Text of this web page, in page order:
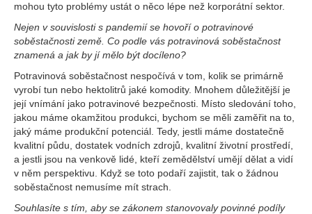
mohou tyto problémy ustát o něco lépe než korporátní sektor.
Nejen v souvislosti s pandemií se hovoří o potravinové
soběstačnosti země. Co podle vás potravinová soběstačnost
znamená a jak by jí mělo být docíleno?
Potravinová soběstačnost nespočívá v tom, kolik se primárně
vyrobí tun nebo hektolitrů jaké komodity. Mnohem důležitější je
její vnímání jako potravinové bezpečnosti. Místo sledování toho,
jakou máme okamžitou produkci, bychom se měli zaměřit na to,
jaký máme produkční potenciál. Tedy, jestli máme dostatečně
kvalitní půdu, dostatek vodních zdrojů, kvalitní životní prostředí,
a jestli jsou na venkově lidé, kteří zemědělství umějí dělat a vidí
v něm perspektivu. Když se toto podaří zajistit, tak o žádnou
soběstačnost nemusíme mít strach.
Souhlasíte s tím, aby se zákonem stanovovaly povinné podíly